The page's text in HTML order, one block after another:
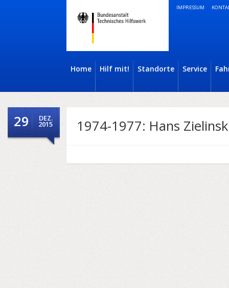
IMPRESSUM
Home Hilf mit! Standorte Service
29 DEZ.
2015 1974-1977: Hans